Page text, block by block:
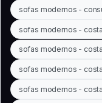
sofas modernos -
sofas modernos -
sofas modernos -
sofas modernos -
sofas modernos -